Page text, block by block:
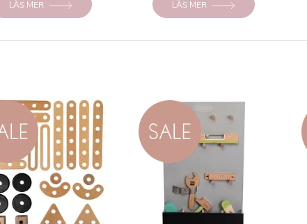
LÄS MER LÄS MER